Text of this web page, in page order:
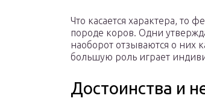
Что касается характера, то
породе коров. Одни
наоборот отзываются о них
большую роль играет
Достоинства и